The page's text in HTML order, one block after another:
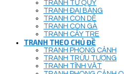
TRANH TỨ QUÝ
TRANH ĐẠI BÀNG
TRANH CON DÊ
TRANH CON GÀ
TRANH CÂY TRE
TRANH THEO CHỦ ĐỀ
TRANH PHONG CẢNH
TRANH TRỪU TƯỢNG
TRANH TĨNH VẬT